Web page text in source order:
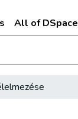
All of DSpace